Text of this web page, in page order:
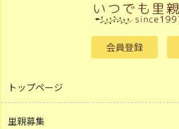
会員登録
トップページ
里親募集